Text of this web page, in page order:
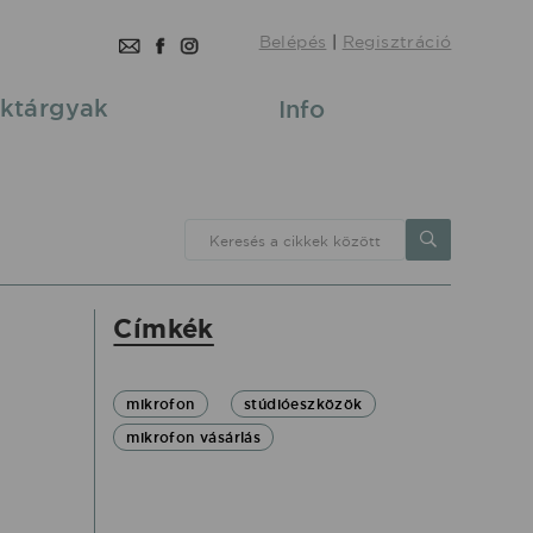
Belépés | Regisztráció
Info
Keresés a cikkek között
Címkék
mikrofon
stúdióeszközök
mikrofon vásárlás